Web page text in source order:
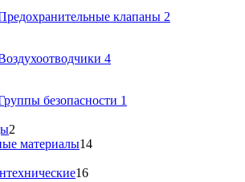
клапаны 2
4
безопасности 1
2
материалы14
16